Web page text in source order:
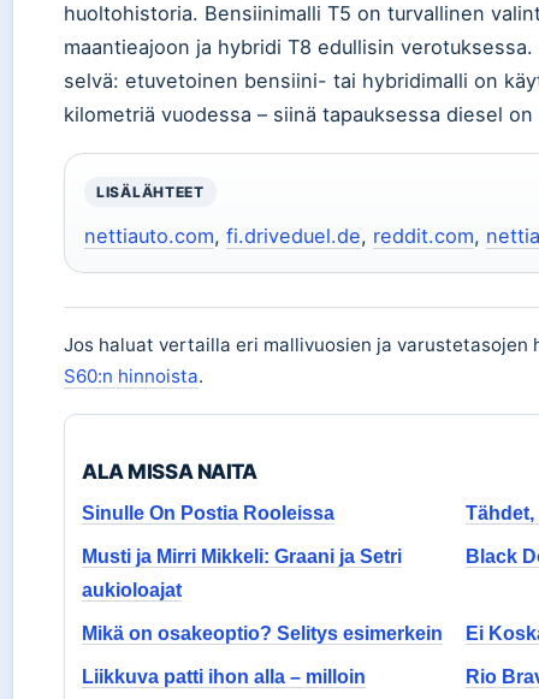
huoltohistoria. Bensiinimalli T5 on turvallinen
maantieajoon ja hybridi T8 edullisin
selvä: etuvetoinen bensiini- tai hybridimalli on
kilometriä vuodessa – siinä tapauksessa diesel
LISÄLÄHTEET
nettiauto.com, fi.driveduel.de, reddit.com,
Jos haluat vertailla eri mallivuosien ja
S60:n hinnoista.
ALA MISSA NAITA
Sinulle On Postia Rooleissa
Musti ja Mirri Mikkeli: Graani ja Setri
aukioloajat
Black
Mikä on osakeoptio? Selitys esimerkein Ei
Liikkuva patti ihon alla – milloin
Rio